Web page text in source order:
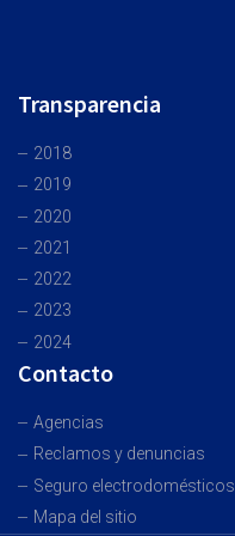
Transparencia
2018
2019
2020
2021
2022
2023
2024
Contacto
Agencias
Reclamos y denuncias
Seguro electrodomésticos
Mapa del sitio